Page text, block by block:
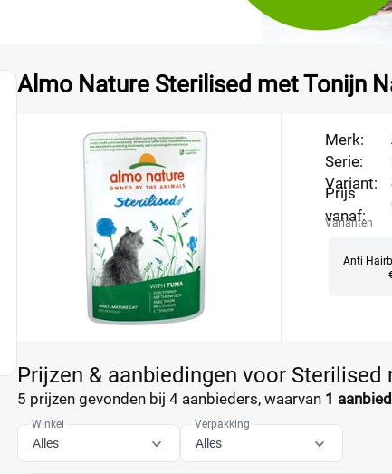
Almo Nature Sterilised met Tonijn
Merk:
Serie:
Variant:
Prijs
vanaf:
Varianten
Anti
Prijzen & aanbiedingen voor
5 prijzen gevonden bij 4 aanbieders, waarvan 1
Winkel
Alles
Verpakking
Alles